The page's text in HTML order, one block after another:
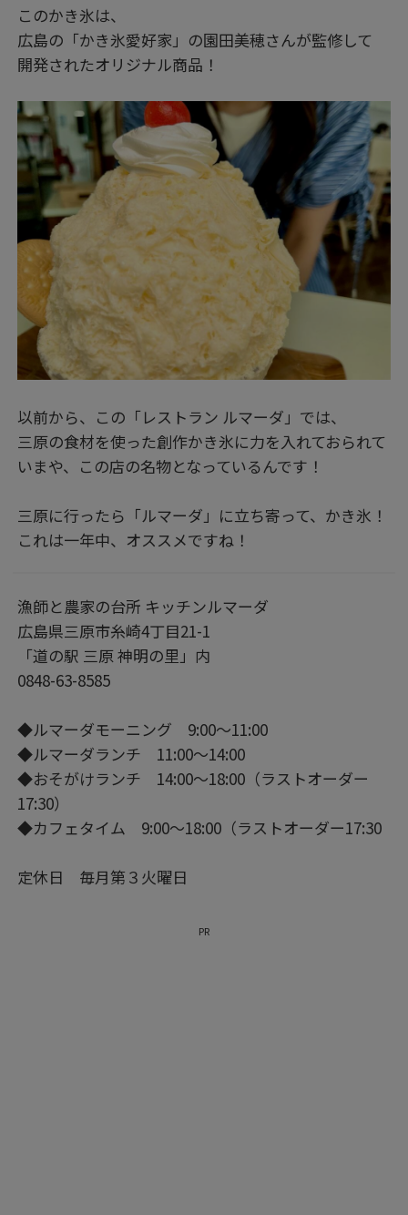
このかき氷は、
広島の「かき氷愛好家」の園田美穂さんが監修して
開発されたオリジナル商品！
以前から、この「レストラン ルマーダ」では、
三原の食材を使った創作かき氷に力を入れておられて
いまや、この店の名物となっているんです！
三原に行ったら「ルマーダ」に立ち寄って、かき氷！
これは一年中、オススメですね！
漁師と農家の台所 キッチンルマーダ
広島県三原市糸崎4丁目21-1
「道の駅 三原 神明の里」内
0848-63-8585
◆ルマーダモーニング 9:00～11:00
◆ルマーダランチ 11:00～14:00
◆おそがけランチ 14:00～18:00（ラストオーダー
17:30）
◆カフェタイム 9:00～18:00（ラストオーダー17:30
定休日 毎月第３火曜日
PR